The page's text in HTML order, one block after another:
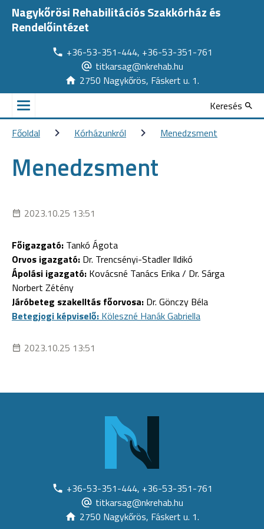
Nagykőrösi Rehabilitációs Szakkórház és
Rendelőintézet
+36-53-351-444, +36-53-351-761
titkarsag@nkrehab.hu
2750 Nagykőrös, Fáskert u. 1.
Keresés
Főoldal
Kórházunkról Menedzsment
Menedzsment
2023.10.25 13:51
Főigazgató: Tankó Ágota
Orvos igazgató: Dr. Trencsényi-Stadler Ildikó
Ápolási igazgató: Kovácsné Tanács Erika / Dr. Sárga
Norbert Zétény
Járóbeteg szakelltás főorvosa: Dr. Gönczy Béla
Betegjogi képviselő: Köleszné Hanák Gabriella
2023.10.25 13:51
+36-53-351-444, +36-53-351-761
titkarsag@nkrehab.hu
2750 Nagykőrös, Fáskert u. 1.